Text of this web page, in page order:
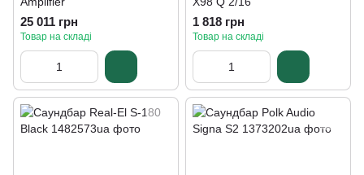
25 011 грн
Товар на складі
1 818 грн
Товар на складі